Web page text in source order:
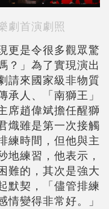
劇首演劇照
更是令很多觀眾驚
？」為了實現演出
請來國家級非物質
人、「南獅王」
席趙偉斌擔任醒獅
熾雖是第一次接觸
練時間，但他與主
地練習，他表示，
難的，其次是強大
默契，「儘管排練
變得非常好。」